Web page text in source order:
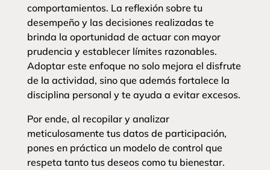
comportamientos. La reflexión sobre tu
desempeño y las decisiones realizadas te
brinda la oportunidad de actuar con mayor
prudencia y establecer límites razonables.
Adoptar este enfoque no solo mejora el disfrute
de la actividad, sino que además fortalece la
disciplina personal y te ayuda a evitar excesos.
Por ende, al recopilar y analizar
meticulosamente tus datos de participación,
pones en práctica un modelo de control que
respeta tanto tus deseos como tu bienestar.